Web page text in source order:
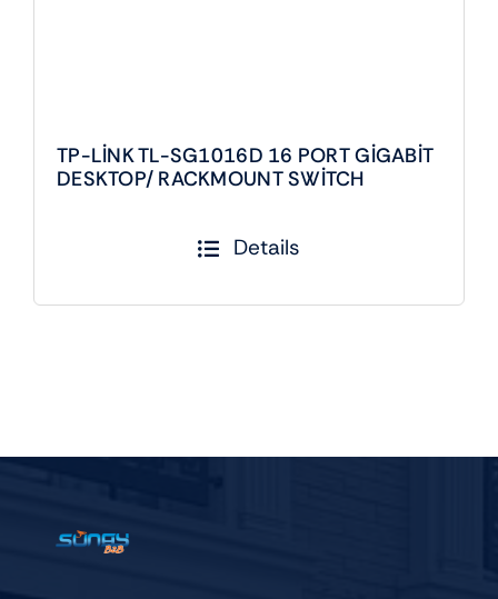
TP-LİNK TL-SG1016D 16 PORT GİGABİT
DESKTOP/ RACKMOUNT SWİTCH
Details